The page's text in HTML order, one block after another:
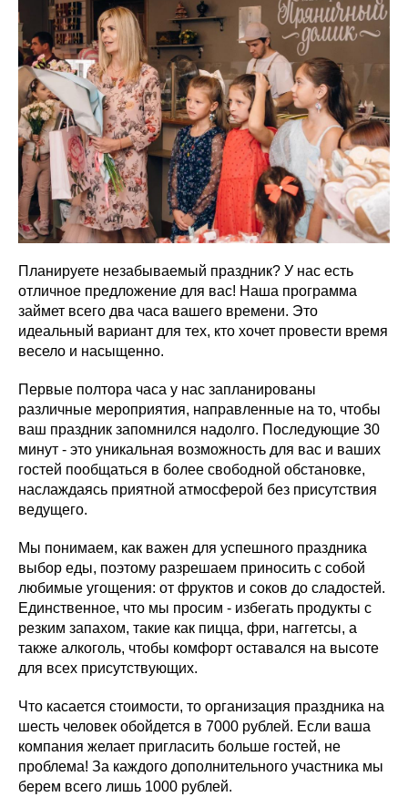
Планируете незабываемый праздник? У нас есть
отличное предложение для вас! Наша программа
займет всего два часа вашего времени. Это
идеальный вариант для тех, кто хочет провести время
весело и насыщенно.
Первые полтора часа у нас запланированы
различные мероприятия, направленные на то, чтобы
ваш праздник запомнился надолго. Последующие 30
минут - это уникальная возможность для вас и ваших
гостей пообщаться в более свободной обстановке,
наслаждаясь приятной атмосферой без присутствия
ведущего.
Мы понимаем, как важен для успешного праздника
выбор еды, поэтому разрешаем приносить с собой
любимые угощения: от фруктов и соков до сладостей.
Единственное, что мы просим - избегать продукты с
резким запахом, такие как пицца, фри, наггетсы, а
также алкоголь, чтобы комфорт оставался на высоте
для всех присутствующих.
Что касается стоимости, то организация праздника на
шесть человек обойдется в 7000 рублей. Если ваша
компания желает пригласить больше гостей, не
проблема! За каждого дополнительного участника мы
берем всего лишь 1000 рублей.